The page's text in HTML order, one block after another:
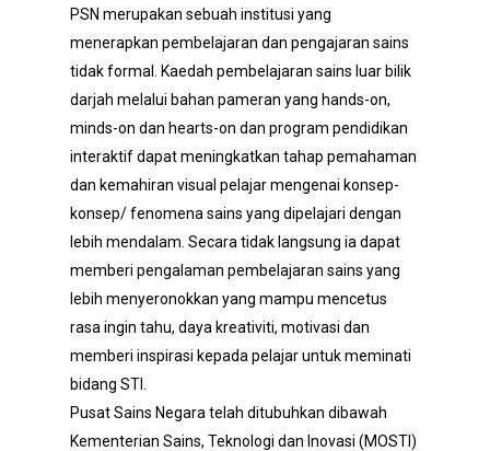
PSN merupakan sebuah institusi yang
menerapkan pembelajaran dan pengajaran sains
tidak formal. Kaedah pembelajaran sains luar bilik
darjah melalui bahan pameran yang hands-on,
minds-on dan hearts-on dan program pendidikan
interaktif dapat meningkatkan tahap pemahaman
dan kemahiran visual pelajar mengenai konsep-
konsep/ fenomena sains yang dipelajari dengan
lebih mendalam. Secara tidak langsung ia dapat
memberi pengalaman pembelajaran sains yang
lebih menyeronokkan yang mampu mencetus
rasa ingin tahu, daya kreativiti, motivasi dan
memberi inspirasi kepada pelajar untuk meminati
bidang STI.
Pusat Sains Negara telah ditubuhkan dibawah
Kementerian Sains, Teknologi dan Inovasi (MOSTI)